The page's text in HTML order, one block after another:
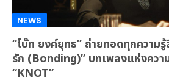
NEWS
“โบ๊ท ยงค์ยุทธ” ถ่ายทอดทุกความ
รัก (Bonding)” บทเพลงแห่งคว
“KNOT”